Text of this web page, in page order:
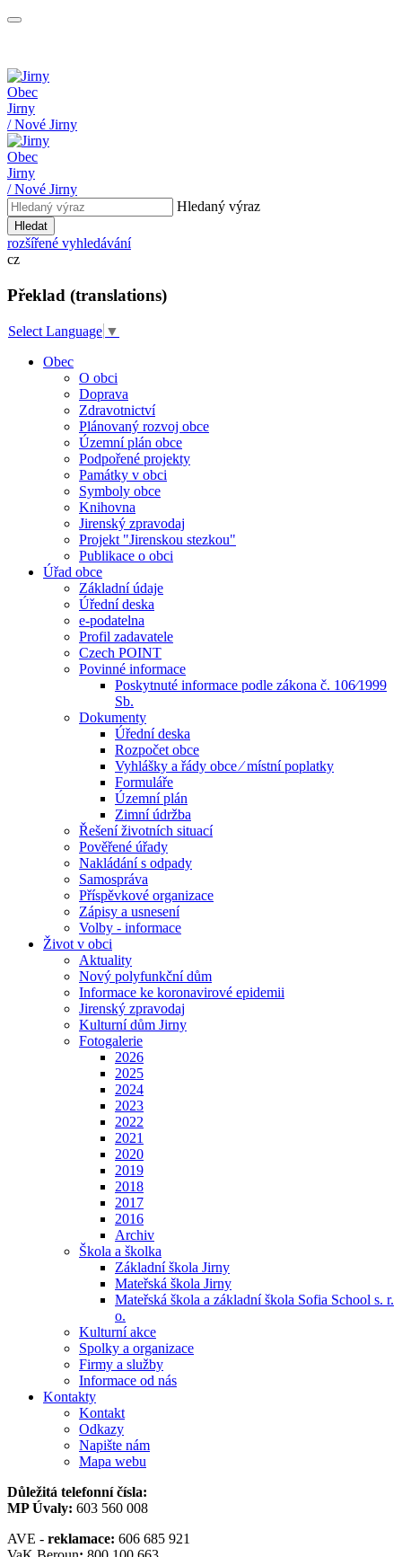
Obec
Jirny
/ Nové Jirny
Obec
Jirny
/ Nové Jirny
Hledaný výraz
Hledat
rozšířené vyhledávání
cz
Překlad (translations)
Select Language ▼
Obec
O obci
Doprava
Zdravotnictví
Plánovaný rozvoj obce
Územní plán obce
Podpořené projekty
Památky v obci
Symboly obce
Knihovna
Jirenský zpravodaj
Projekt "Jirenskou stezkou"
Publikace o obci
Úřad obce
Základní údaje
Úřední deska
e-podatelna
Profil zadavatele
Czech POINT
Povinné informace
Poskytnuté informace podle zákona č. 106⁄1999
Sb.
Dokumenty
Úřední deska
Rozpočet obce
Vyhlášky a řády obce ⁄ místní poplatky
Formuláře
Územní plán
Zimní údržba
Řešení životních situací
Pověřené úřady
Nakládání s odpady
Samospráva
Příspěvkové organizace
Zápisy a usnesení
Volby - informace
Život v obci
Aktuality
Nový polyfunkční dům
Informace ke koronavirové epidemii
Jirenský zpravodaj
Kulturní dům Jirny
Fotogalerie
2026
2025
2024
2023
2022
2021
2020
2019
2018
2017
2016
Archiv
Škola a školka
Základní škola Jirny
Mateřská škola Jirny
Mateřská škola a základní škola Sofia School s. r.
o.
Kulturní akce
Spolky a organizace
Firmy a služby
Informace od nás
Kontakty
Kontakt
Odkazy
Napište nám
Mapa webu
Důležitá telefonní čísla:
MP Úvaly: 603 560 008
AVE - reklamace: 606 685 921